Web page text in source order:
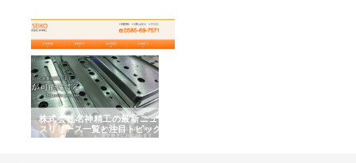
株式会社名神精工の最新ニュー
スリリース一覧と注目トピック